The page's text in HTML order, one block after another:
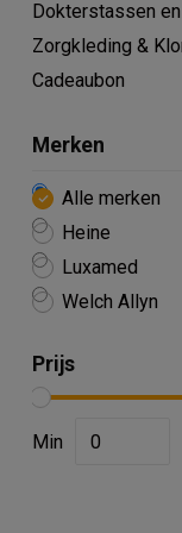
Dokterstassen
Zorgkleding &
Cadeaubon
Merken
Alle merken
Heine
Luxamed
Welch Allyn
Prijs
Min